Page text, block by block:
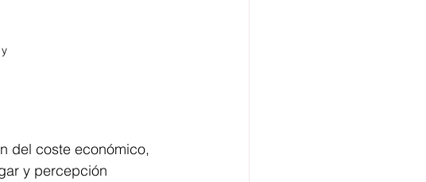
del coste económico,
y percepción